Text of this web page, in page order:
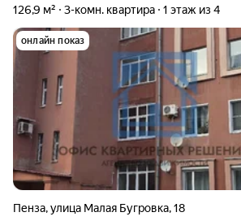
126,9 м² 3-комн. квартира 1 этаж из 4
онлайн показ
Пенза,улица Малая Бугровка,18